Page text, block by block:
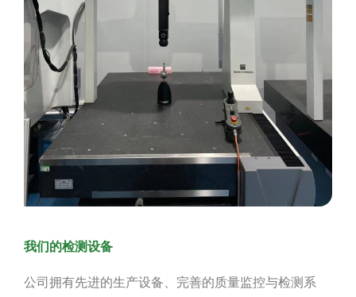
我们的检测设备
公司拥有先进的生产设备、完善的质量监控与检测系